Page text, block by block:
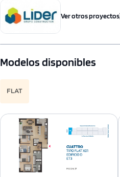
Ver otros proyectos
Modelos disponibles
FLAT